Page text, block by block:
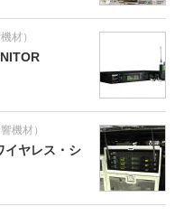
材）
機材）
イヤレス・シ